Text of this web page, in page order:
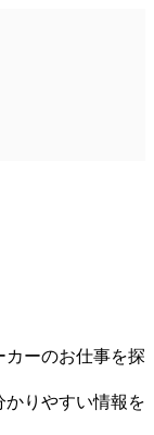
カーのお仕事を探
かりやすい情報を